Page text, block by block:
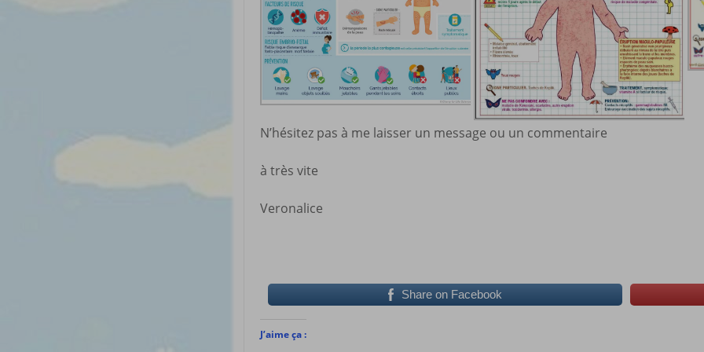
N’hésitez pas à me laisser un message ou un commentaire
à très vite
Veronalice
Share on Facebook
J’aime ça :